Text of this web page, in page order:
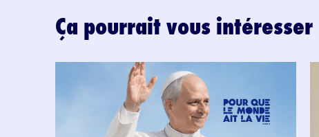
Ça pourrait vous intéresser